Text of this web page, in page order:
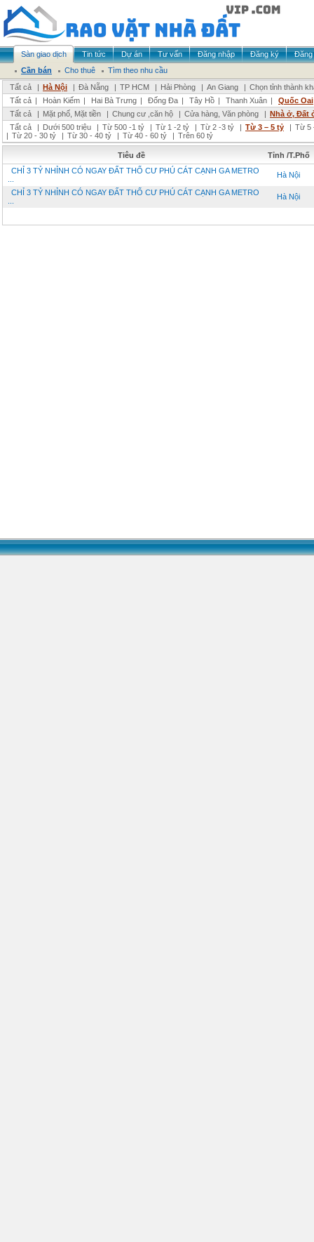
Sàn giao dịch Tin tức Dự án Tư vấn Đăng nhập Đăng ký
Đăng
Cần bán
Cho thuê
Tìm theo nhu cầu
Tất cả
| Hà Nội | Đà Nẵng | TP HCM | Hải Phòng | An Giang | Chọn tỉnh thành
Tất cả | Hoàn Kiếm | Hai Bà Trưng | Đống Đa | Tây Hồ | Thanh Xuân |
Quốc Oai
Tất cả
| Mặt phố, Mặt tiền | Chung cư ,căn hộ | Cửa hàng, Văn phòng | Nhà ở, Đất
Tất cả
| Dưới 500 triệu | Từ 500 -1 tỷ | Từ 1 -2 tỷ | Từ 2 -3 tỷ | Từ 3 – 5 tỷ | Từ 5
| Từ 20 - 30 tỷ | Từ 30 - 40 tỷ | Từ 40 - 60 tỷ | Trên 60 tỷ
Tiêu đề
Tỉnh /T.Phố
CHỈ 3 TỶ NHỈNH CÓ NGAY ĐẤT THỔ CƯ PHÚ CÁT CẠNH GA METRO
Hà Nội
CHỈ 3 TỶ NHỈNH CÓ NGAY ĐẤT THỔ CƯ PHÚ CÁT CẠNH GA METRO
Hà Nội